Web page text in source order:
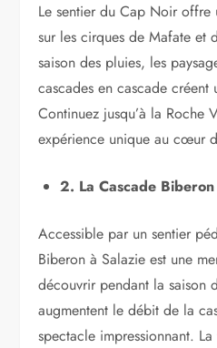
Le sentier du Cap Noir offre
sur les cirques de Mafate et
saison des pluies, les
cascades en cascade créent
Continuez jusqu’à la Roche
expérience unique au cœur
2. La Cascade
Accessible par un sentier
Biberon à Salazie est une
découvrir pendant la saison
augmentent le débit de la
spectacle impressionnant.